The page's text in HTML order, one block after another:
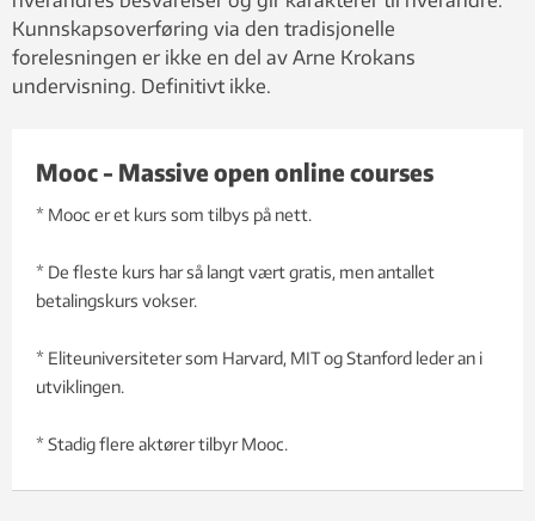
Kunnskapsoverføring via den tradisjonelle
forelesningen er ikke en del av Arne Krokans
undervisning. Definitivt ikke.
Mooc - Massive open online courses
* Mooc er et kurs som tilbys på nett.
* De fleste kurs har så langt vært gratis, men antallet
betalingskurs vokser.
* Eliteuniversiteter som Harvard, MIT og Stanford leder an i
utviklingen.
* Stadig flere aktører tilbyr Mooc.